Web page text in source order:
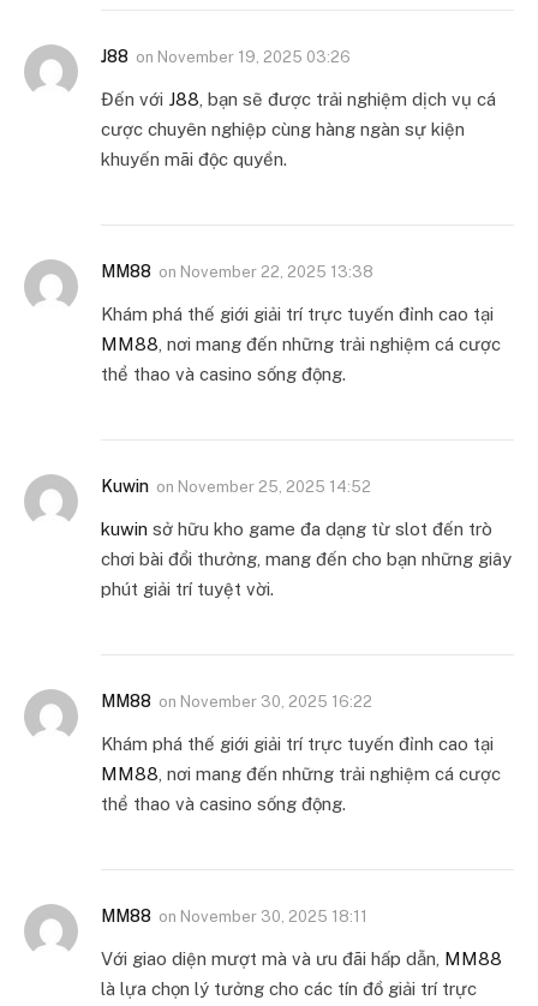
J88 on November 19, 2025 03:26
Đến với J88 , bạn sẽ được trải nghiệm dịch vụ cá
cược chuyên nghiệp cùng hàng ngàn sự kiện
khuyến mãi độc quyền.
MM88 on November 22, 2025 13:38
Khám phá thế giới giải trí trực tuyến đỉnh cao tại
MM88 , nơi mang đến những trải nghiệm cá cược
thể thao và casino sống động.
Kuwin on November 25, 2025 14:52
kuwin sở hữu kho game đa dạng từ slot đến trò
chơi bài đổi thưởng, mang đến cho bạn những giây
phút giải trí tuyệt vời.
MM88 on November 30, 2025 16:22
Khám phá thế giới giải trí trực tuyến đỉnh cao tại
MM88 , nơi mang đến những trải nghiệm cá cược
thể thao và casino sống động.
MM88 on November 30, 2025 18:11
Với giao diện mượt mà và ưu đãi hấp dẫn, MM88
là lựa chọn lý tưởng cho các tín đồ giải trí trực